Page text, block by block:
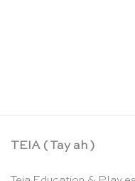
TEIA ( Tay ah )